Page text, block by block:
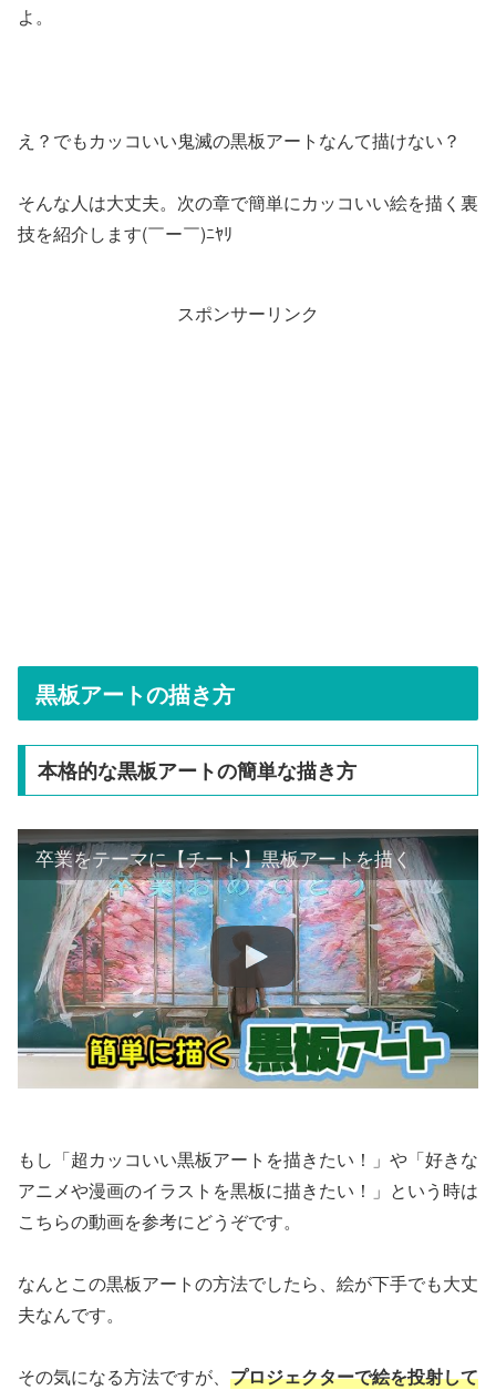
よ。
え？でもカッコいい鬼滅の黒板アートなんて描けない？
そんな人は大丈夫。次の章で簡単にカッコいい絵を描く裏
技を紹介します(￣ー￣)ﾆﾔﾘ
スポンサーリンク
黒板アートの描き方
本格的な黒板アートの簡単な描き方
卒業をテーマに【チート】黒板アートを描く
もし「超カッコいい黒板アートを描きたい！」や「好きな
アニメや漫画のイラストを黒板に描きたい！」という時は
こちらの動画を参考にどうぞです。
なんとこの黒板アートの方法でしたら、絵が下手でも大丈
夫なんです。
その気になる方法ですが、 プロジェクターで絵を投射して